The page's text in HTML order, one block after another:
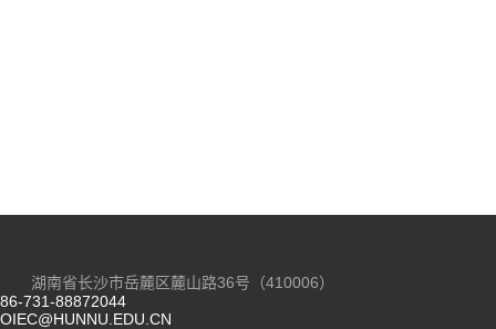
湖南省长沙市岳麓区麓山路36号（410006）
86-731-88872044
OIEC@HUNNU.EDU.CN